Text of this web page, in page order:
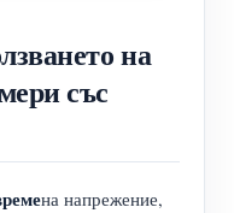
на
със
на напрежение,